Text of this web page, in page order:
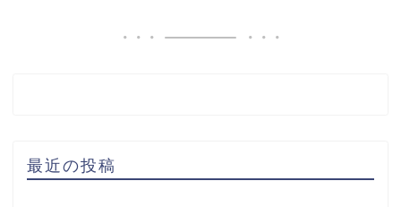
最近の投稿